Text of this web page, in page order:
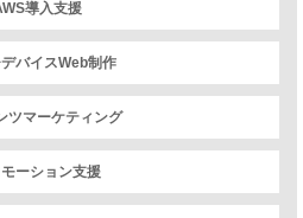
導入支援
バイスWeb制作
ツマーケティング
ーション支援